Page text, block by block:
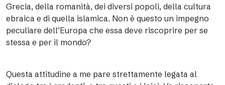
Grecia, della romanità, dei diversi popoli, della cultura
ebraica e di quella islamica. Non è questo un impegno
peculiare dell’Europa che essa deve riscoprire per se
stessa e per il mondo?
Questa attitudine a me pare strettamente legata al